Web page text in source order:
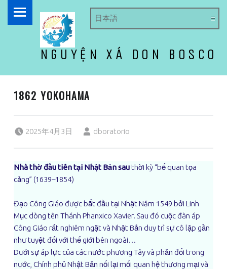
NGUYỆN XÁ DON BOSCO
1862 YOKOHAMA
2025年4月3日 dboratorio
Nhà thờ đầu tiên tại Nhật Bản sauthời kỳ “bế quan tọa
cảng” (1639–1854)
Đạo Công Giáo được bắt đầu tại Nhật Năm 1549 bởi Linh
Mục dòng tên Thánh Phanxico Xavier. Sau đó cuộc đàn áp
Công Giáo rất nghiêm ngặt và Nhật Bản duy trì sự cô lập gần
như tuyệt đối với thế giới bên ngoài…
Dưới sự áp lực của các nước phương Tây và phản đối trong
nước, Chính phủ Nhật Bản nối lại mối quan hệ thương mại và